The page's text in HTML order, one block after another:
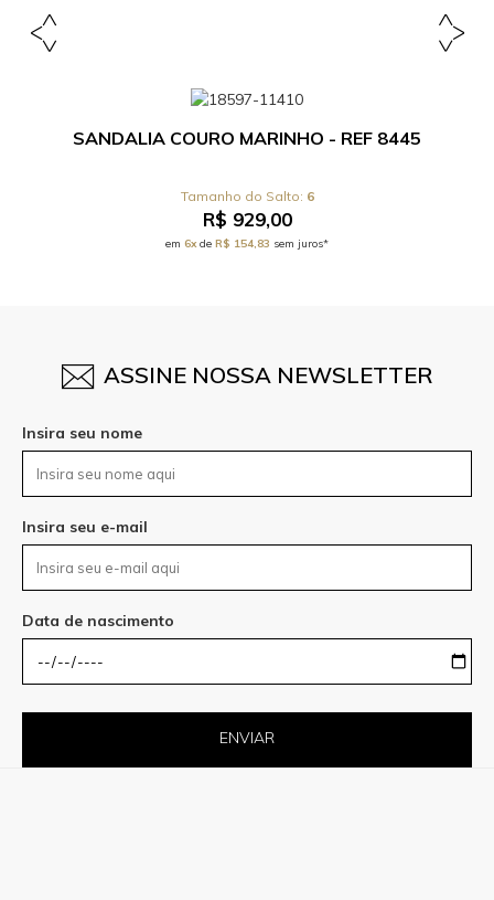
SANDALIA COURO MARINHO - REF 8445
6
R$ 929,00
em 6xde R$ 154,83 sem juros*
ASSINE NOSSA NEWSLETTER
Insira seu nome
Insira seu e-mail
Data de nascimento
ENVIAR